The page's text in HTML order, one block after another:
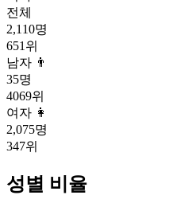
전체
2,110명
651 위
남자 👨
35명
4069위
여자 👩
2,075명
347위
성별 비율